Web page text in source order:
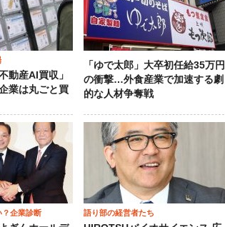
動産AI買収」
業は丸ごと買
「ゆで太郎」大卒初任給35万円
の衝撃…外食産業で加速する劇
的な人材争奪戦
？企業診断 語り部の経営者たち